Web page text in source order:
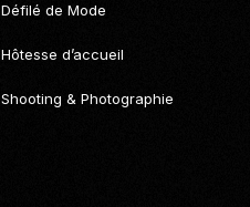
Défilé de Mode
Hôtesse d’accueil
Shooting & Photographie